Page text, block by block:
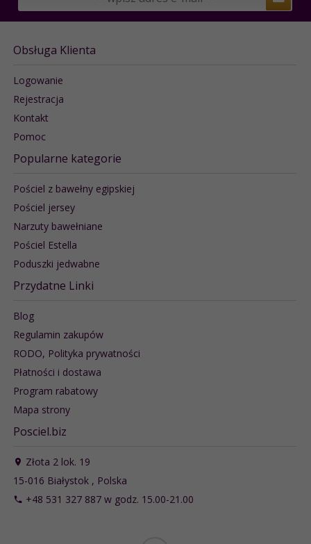
Obsługa Klienta
Logowanie
Rejestracja
Kontakt
Pomoc
Popularne kategorie
Pościel z bawełny egipskiej
Pościel jersey
Narzuty bawełniane
Pościel Estella
Poduszki jedwabne
Przydatne Linki
Blog
Regulamin zakupów
RODO, Polityka prywatności
Płatności i dostawa
Program rabatowy
Mapa strony
Posciel.biz
Złota 2 lok. 19
15-016 Białystok , Polska
+48 531 327 887 w godz. 15.00-21.00